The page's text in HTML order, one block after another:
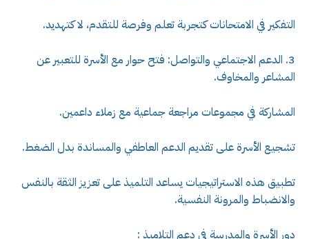
التفكير في الامتحانات كتجربة تعلم وفرصة للتقدم، لا كتهديد.
3. الدعم الاجتماعي والتواصل: فتح حوار مع الأسرة للتعبير عن
المشاعر والمخاوف.
المشاركة في مجموعات مراجعة جماعية مع زملاء داعمين.
تشجيع الأسرة على تقديم الدعم العاطفي والمساندة بدل الضغط.
تطبيق هذه الاستراتيجيات يساعد التلميذ على تعزيز الثقة بالنفس
والانضباط والمرونة النفسية.
دور الأسرة والمدرسة في دعم التلاميذ :